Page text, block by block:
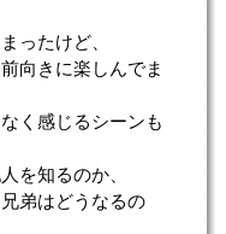
ったけど、
向きに楽しんでま
く感じるシーンも
を知るのか、
弟はどうなるの